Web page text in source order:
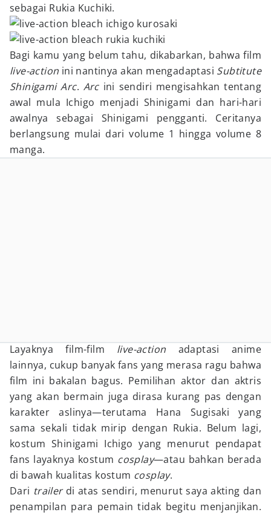
sebagai Rukia Kuchiki.
Bagi kamu yang belum tahu, dikabarkan, bahwa film
live-action ini nantinya akan mengadaptasi Subtitute
Shinigami Arc. Arc ini sendiri mengisahkan tentang
awal mula Ichigo menjadi Shinigami dan hari-hari
awalnya sebagai Shinigami pengganti. Ceritanya
berlangsung mulai dari volume 1 hingga volume 8
manga.
Layaknya film-film live-action adaptasi anime
lainnya, cukup banyak fans yang merasa ragu bahwa
film ini bakalan bagus. Pemilihan aktor dan aktris
yang akan bermain juga dirasa kurang pas dengan
karakter aslinya—terutama Hana Sugisaki yang
sama sekali tidak mirip dengan Rukia. Belum lagi,
kostum Shinigami Ichigo yang menurut pendapat
fans layaknya kostum cosplay—atau bahkan berada
di bawah kualitas kostum cosplay.
Dari trailer di atas sendiri, menurut saya akting dan
penampilan para pemain tidak begitu menjanjikan.